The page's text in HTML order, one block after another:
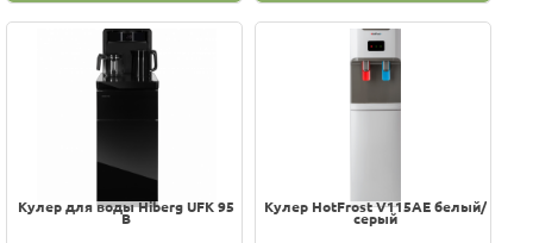
Кулер для воды Hiberg UFK 95
B
Кулер HotFrost V115AE белый/
серый